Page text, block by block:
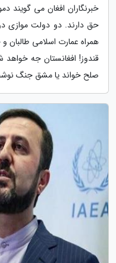
خبرنگاران افغان می گویند
حق دارند. دو دولت موازی
همراه عمارت اسلامی
قندوز! افغانستان جه خواهد
صلح خواند یا مشق جنگ